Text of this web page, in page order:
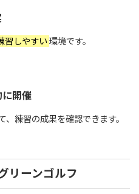
習しやすい環境です。
に開催
、練習の成果を確認できます。
リーンゴルフ